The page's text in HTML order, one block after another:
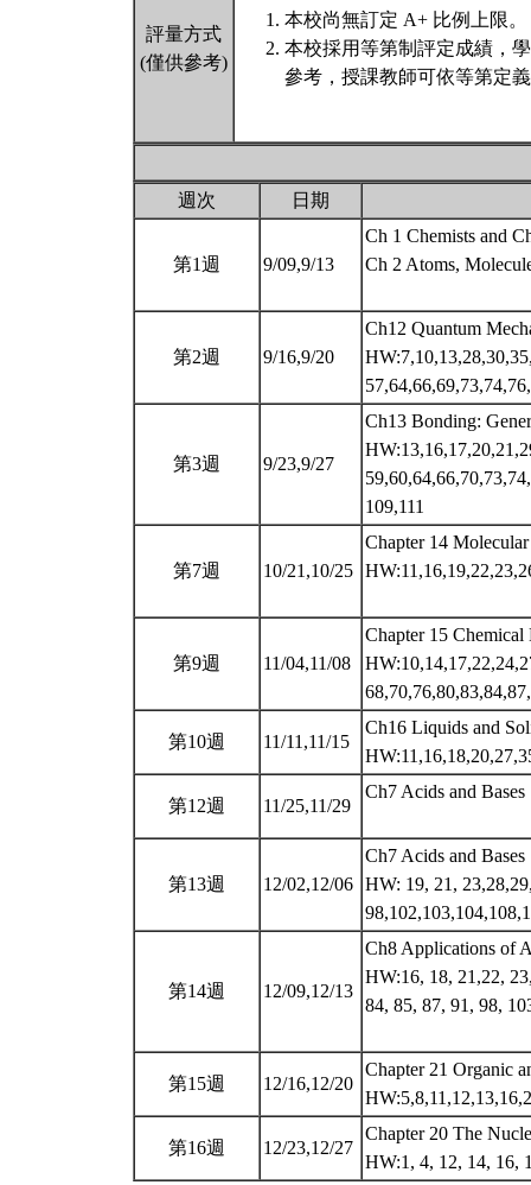
評量方式
(僅供參考)
本校尚無訂定 A+ 比例上限。
本校採用等第制評定成績，
參考，授課教師可依等第定
週次 日期
第1週 9/09,9/13
Ch 1 Chemists and
Ch 2 Atoms,
第2週 9/16,9/20
Ch12 Quantum
第3週 9/23,9/27
Ch13 Bonding:
109,111
第7週 10/21,10/25
Chapter 14
第9週 11/04,11/08
Chapter 15 Chemical
第10週 11/11,11/15
Ch16 Liquids and
第12週 11/25,11/29
Ch7 Acids and Bases
第13週 12/02,12/06
Ch7 Acids and Bases
HW: 19, 21,
第14週 12/09,12/13
Ch8 Applications of
HW:16, 18, 21,22,
84, 85, 87, 91, 98,
第15週 12/16,12/20
Chapter 21 Organic
第16週 12/23,12/27
Chapter 20 The
HW:1, 4, 12, 14, 16,